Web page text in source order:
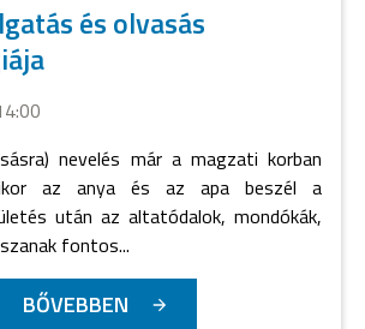
és olvasás
nevelés már a magzati korban
az anya és az apa beszél a
után az altatódalok, mondókák,
fontos...
BŐVEBBEN